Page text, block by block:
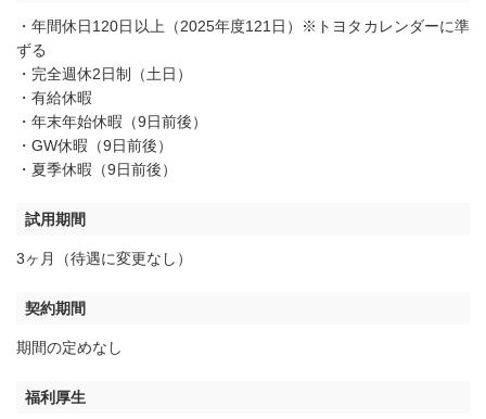
・年間休日120日以上（2025年度121日）※トヨタカレンダーに準
ずる
・完全週休2日制（土日）
・有給休暇
・年末年始休暇（9日前後）
・GW休暇（9日前後）
・夏季休暇（9日前後）
試用期間
3ヶ月（待遇に変更なし）
契約期間
期間の定めなし
福利厚生